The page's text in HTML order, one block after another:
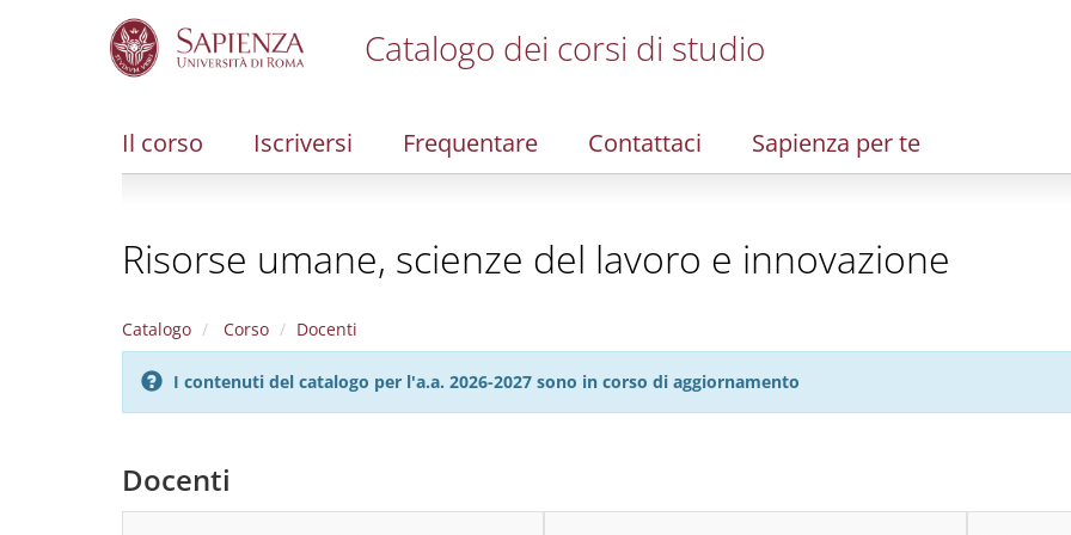
Catalogo dei corsi di studio
Il corso Iscriversi Frequentare Contattaci Sapienza per te
Risorse umane, scienze del lavoro e innovazione
Catalogo Corso Docenti
I contenuti del catalogo per l'a.a. 2026-2027 sono in corso di aggiornamento
Docenti